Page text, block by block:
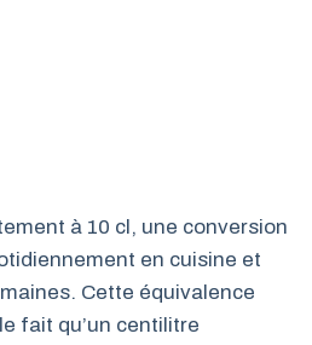
à 10 cl, une conversion
en cuisine et
Cette équivalence
fait qu’un centilitre